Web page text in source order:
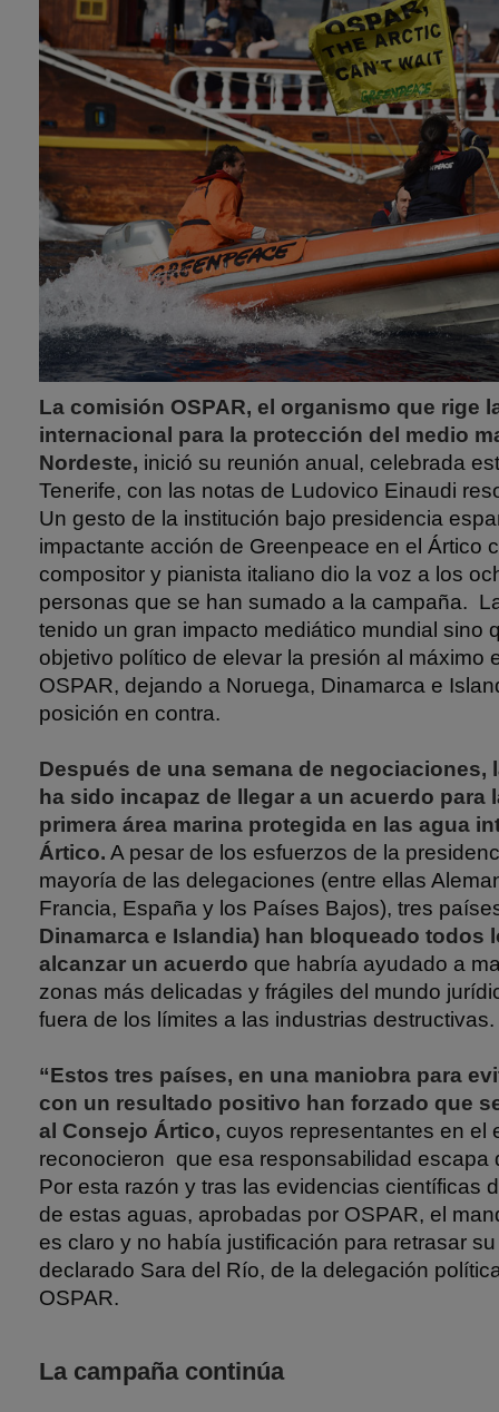
La comisión OSPAR, el organismo que rige
internacional para la protección del medio
Nordeste, inició su reunión anual, celebrada
Tenerife, con las notas de Ludovico Einaudi
Un gesto de la institución bajo presidencia
impactante acción de Greenpeace en el Ártico
compositor y pianista italiano dio la voz a los
personas que se han sumado a la campaña.
tenido un gran impacto mediático mundial sino
objetivo político de elevar la presión al máximo
OSPAR, dejando a Noruega, Dinamarca e
posición en contra.
Después de una semana de negociaciones,
ha sido incapaz de llegar a un acuerdo para
primera área marina protegida en las agua
Ártico. A pesar de los esfuerzos de la
mayoría de las delegaciones (entre ellas
Francia, España y los Países Bajos), tres
Dinamarca e Islandia) han bloqueado todos
alcanzar un acuerdo que habría ayudado a
zonas más delicadas y frágiles del mundo
fuera de los límites a las industrias destructivas.
“Estos tres países, en una maniobra para
con un resultado positivo han forzado que
al Consejo Ártico, cuyos representantes en el
reconocieron que esa responsabilidad escapa
Por esta razón y tras las evidencias científicas
de estas aguas, aprobadas por OSPAR, el
es claro y no había justificación para retrasar
declarado Sara del Río, de la delegación
OSPAR.
La campaña continúa